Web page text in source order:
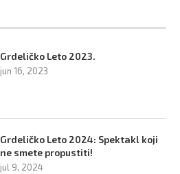
Grdeličko Leto 2023.
jun 16, 2023
Grdeličko Leto 2024: Spektakl koji
ne smete propustiti!
jul 9, 2024